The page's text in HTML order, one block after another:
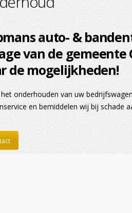
auto- &
van de gemeente
de mogelijkheden!
onderhouden van uw
en bemiddelen wij bij schade